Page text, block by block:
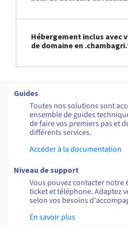
Hébergement inclus avec
de domaine en
Guides
Toutes nos solutions sont
ensemble de guides
de faire vos premiers pas et
différents services.
Accéder à la documentation
Niveau de support
Vous pouvez contacter notre
ticket et téléphone. Adaptez
selon vos besoins
En savoir plus